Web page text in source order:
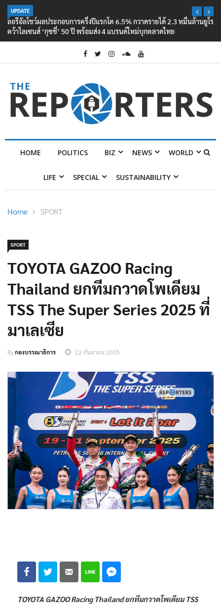
UPDATE
ลอรีอัลโชว์ผลประกอบการครึ่งปีแรกโต 6.5% กวาดรายได้ 2.3 หมื่นล้านยูโร
คว้าไลเซนส์ ‘กุชชี่’ 50 ปี พร้อมส่ง 4 แบรนด์ใหม่บุกตลาดไทย
HOME POLITICS BIZ NEWS WORLD
LIFE SPECIAL SUSTAINABILITY
Home SPORT
SPORT
TOYOTA GAZOO Racing
Thailand ยกทีมกวาดโพเดียม
TSS The Super Series 2025 ที่
มาเลเซีย
Byกองบรรณาธิการ 22 กันยายน 2025
TOYOTA GAZOO Racing Thailand ยกทีมกวาดโพเดียม TSS